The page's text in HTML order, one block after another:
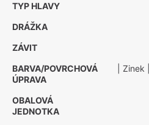
TYP HLAVY
DRÁŽKA
ZÁVIT
BARVA/POVRCHOVÁ
ÚPRAVA
| Zinek
OBALOVÁ
JEDNOTKA